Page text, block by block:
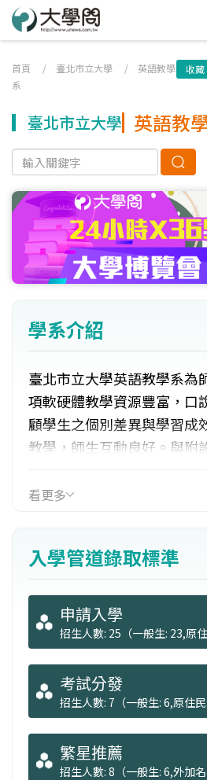
首頁 / 臺北市立大學 / 英語教學
系
收藏
臺北市立大學 英語教
學系介紹
臺北市立大學英語教學系為
項軟硬體教學資源豐富，口
顧學生之個別差異與學習成
教學，師生互動良好。與附
會，協助學生成為具有內省
以英語公開演說、即席問答
能力。
看更多
入學管道錄取標準
申請入學
招生人數: 25（一般生: 23,原住
考試分發
招生人數: 7（一般生: 6,原住民:
繁星推薦
招生人數: 8（一般生: 6,外加名